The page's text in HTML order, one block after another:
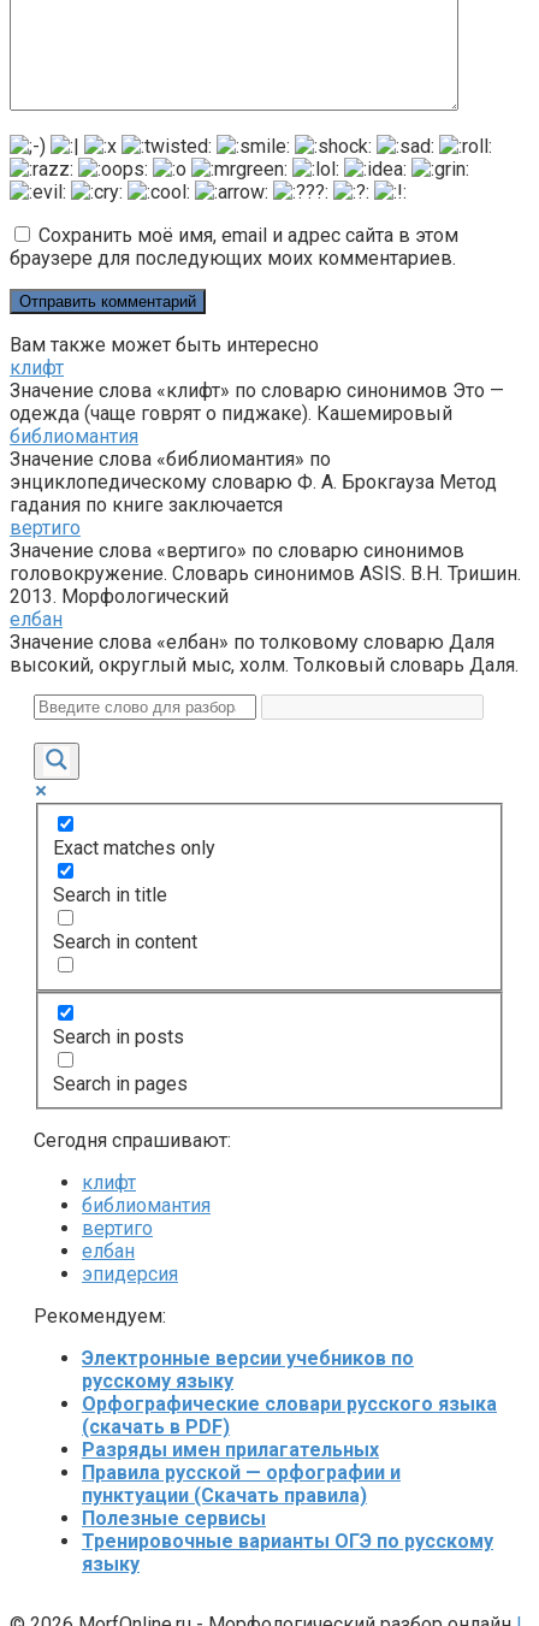
Сохранить моё имя, email и адрес сайта в этом
браузере для последующих моих комментариев.
Вам также может быть интересно
клифт
Значение слова «клифт» по словарю синонимов Это —
одежда (чаще говрят о пиджаке). Кашемировый
библиомантия
Значение слова «библиомантия» по
энциклопедическому словарю Ф. А. Брокгауза Метод
гадания по книге заключается
вертиго
Значение слова «вертиго» по словарю синонимов
головокружение. Словарь синонимов ASIS. В.Н. Тришин.
2013. Морфологический
елбан
Значение слова «елбан» по толковому словарю Даля
высокий, округлый мыс, холм. Толковый словарь Даля.
Exact matches only
Search in title
Search in content
Search in posts
Search in pages
Сегодня спрашивают:
клифт
библиомантия
вертиго
елбан
эпидерсия
Рекомендуем:
Электронные версии учебников по
русскому языку
Орфографические словари русского языка
(скачать в PDF)
Разряды имен прилагательных
Правила русской — орфографии и
пунктуации (Скачать правила)
Полезные сервисы
Тренировочные варианты ОГЭ по русскому
языку